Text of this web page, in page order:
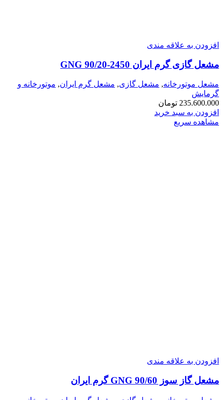
افزودن به علاقه مندی
مشعل گازی گرم ایران GNG 90/20-2450
مشعل موتورخانه, مشعل گازی, مشعل گرم ایران, موتورخانه و
گرمایش
235.600.000 تومان
افزودن به سبد خرید
مشاهده سریع
افزودن به علاقه مندی
مشعل گاز سوز GNG 90/60 گرم ایران